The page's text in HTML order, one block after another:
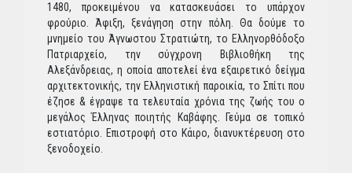
1480, προκειμένου να κατασκευάσει το υπάρχον
φρούριο. Άφιξη, ξενάγηση στην πόλη. Θα δούμε το
μνημείο του Άγνωστου Στρατιώτη, το Ελληνορθόδοξο
Πατριαρχείο, την σύγχρονη Βιβλιοθήκη της
Αλεξάνδρειας, η οποία αποτελεί ένα εξαιρετικό δείγμα
αρχιτεκτονικής, την Ελληνιστική παροικία, το Σπίτι που
έζησε & έγραψε τα τελευταία χρόνια της ζωής του ο
μεγάλος Έλληνας ποιητής Καβάφης. Γεύμα σε τοπικό
εστιατόριο. Επιστροφή στο Κάιρο, διανυκτέρευση στο
ξενοδοχείο.